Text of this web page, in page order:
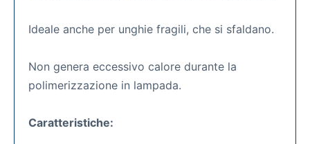
Ideale anche per unghie fragili, che si sfaldano.
Non genera eccessivo calore durante la
polimerizzazione in lampada.
Caratteristiche: